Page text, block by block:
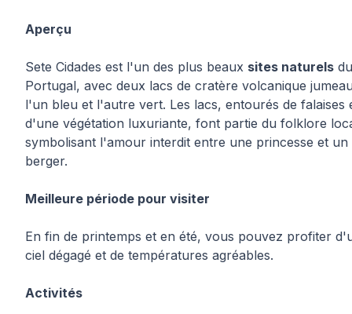
Aperçu
Sete Cidades est l'un des plus beaux sites naturels du
Portugal, avec deux lacs de cratère volcanique
l'un bleu et l'autre vert. Les lacs, entourés de falaises
d'une végétation luxuriante, font partie du folklore
symbolisant l'amour interdit entre une princesse et un
berger.
Meilleure période pour visiter
En fin de printemps et en été, vous pouvez profiter
ciel dégagé et de températures agréables.
Activités